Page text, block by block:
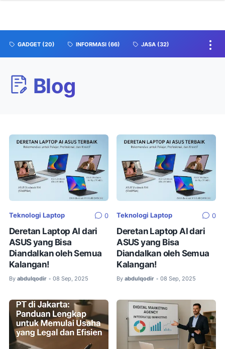
GADGET (20) INFORMASI (66) JASA (32)
Blog
Teknologi Laptop 0
Deretan Laptop AI dari
ASUS yang Bisa
Diandalkan oleh Semua
Kalangan!
By abdulqodir • 08 Sep, 2025
Teknologi Laptop 0
Deretan Laptop AI dari
ASUS yang Bisa
Diandalkan oleh Semua
Kalangan!
By abdulqodir • 08 Sep, 2025